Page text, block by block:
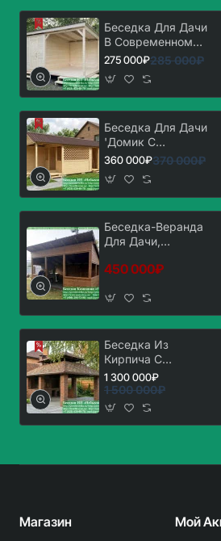
Беседка Для Дачи
В Современном
Стиле 'Лофт' 3х5,
275 000₽285 000₽
Беседка Для Дачи
'Домик С
Хозблоком 3х7'.
360 000₽370 000₽
Беседка-Веранда
Для Дачи,
3х6
450 000₽
Беседка Из
Кирпича С
Мангальной Зоной
Барбекю. Вариант
№ 2
1 300 000₽
1 500 000₽
Магазин Мой